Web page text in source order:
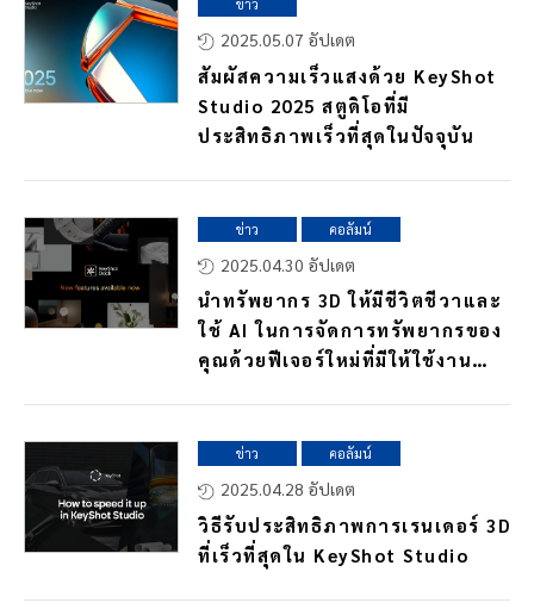
ข่าว
2025.05.07 อัปเดต
สัมผัสความเร็วแสงด้วย KeyShot
Studio 2025 สตูดิโอที่มี
ประสิทธิภาพเร็วที่สุดในปัจจุบัน
ข่าว คอลัมน์
2025.04.30 อัปเดต
นำทรัพยากร 3D ให้มีชีวิตชีวาและ
ใช้ AI ในการจัดการทรัพยากรของ
คุณด้วยฟีเจอร์ใหม่ที่มีให้ใช้งาน
ข่าว คอลัมน์
2025.04.28 อัปเดต
วิธีรับประสิทธิภาพการเรนเดอร์ 3D
ที่เร็วที่สุดใน KeyShot Studio